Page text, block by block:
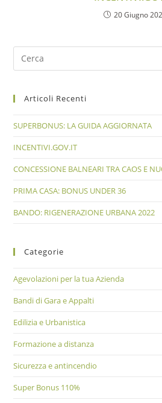
20 Giugno
Articoli Recenti
SUPERBONUS: LA GUIDA AGGIORNATA
INCENTIVI.GOV.IT
CONCESSIONE BALNEARI TRA CAOS E
PRIMA CASA: BONUS UNDER 36
BANDO: RIGENERAZIONE URBANA 2022
Categorie
Agevolazioni per la tua Azienda
Bandi di Gara e Appalti
Edilizia e Urbanistica
Formazione a distanza
Sicurezza e antincendio
Super Bonus 110%